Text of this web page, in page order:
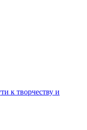
к творчеству и